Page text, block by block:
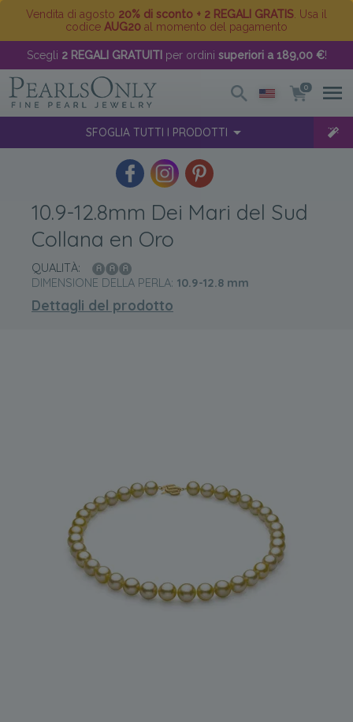
Vendita di agosto 20% di sconto + 2 REGALI GRATIS . Usa il
codice AUG20 al momento del pagamento
Scegli 2 REGALI GRATUITI per ordini superiori a 189,00 €!
0
SFOGLIA TUTTI I PRODOTTI
10.9-12.8mm Dei Mari del Sud
Collana en Oro
QUALITÀ:
DIMENSIONE DELLA PERLA: 10.9-12.8 mm
Dettagli del prodotto